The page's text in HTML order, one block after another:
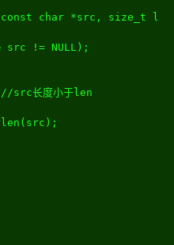
const char *src , size_t len
src != NULL );
//src长度小于len
( src );